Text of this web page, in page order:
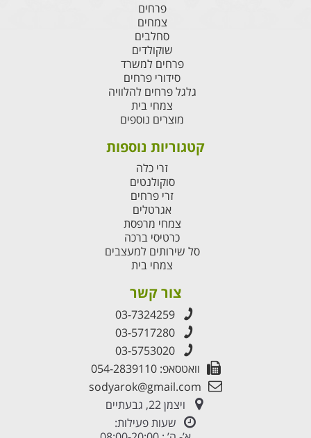
פרחים
צמחים
סחלבים
שוקולדים
פרחים למשרד
סידורי פרחים
גלגל פרחים להלוויה
צמחי בית
מוצרים נוספים
קטגוריות נוספות
זרי כלה
סוקולנטים
זרי פרחים
אגרטלים
צמחי מרפסת
כרטיסי ברכה
סל שירותים למעצבים
צמחי בית
צור קשר
03-7324259
03-5717280
03-5753020
וואטסאפ: 054-2839110
sodyarok@gmail.com
ויצמן 22, גבעתיים
שעות פעילות: